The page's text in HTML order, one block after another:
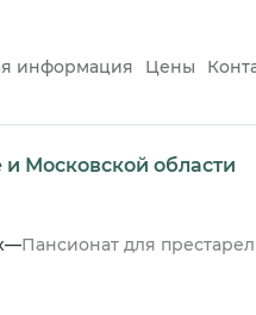
информация Цены
Московской области
Пансионат для